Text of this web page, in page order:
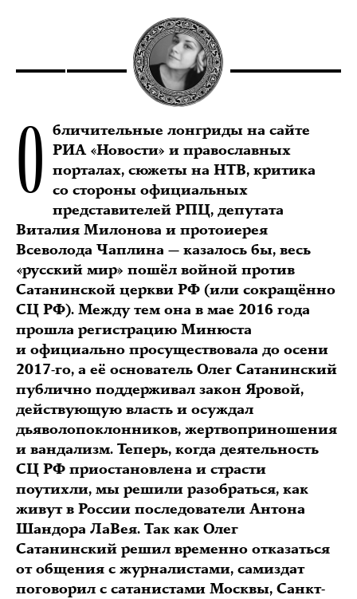
О бличительные лонгриды на сайте
РИА «Новости» и православных
порталах, сюжеты на НТВ, критика
со стороны официальных
представителей РПЦ, депутата
Виталия Милонова и протоиерея
Всеволода Чаплина — казалось бы, весь
«русский мир» пошёл войной против
Сатанинской церкви РФ (или сокращённо
СЦ РФ). Между тем она в мае 2016 года
прошла регистрацию Минюста
и официально просуществовала до осени
2017-го, а её основатель Олег Сатанинский
публично поддерживал закон Яровой,
действующую власть и осуждал
дьяволопоклонников, жертвоприношения
и вандализм. Теперь, когда деятельность
СЦ РФ приостановлена и страсти
поутихли, мы решили разобраться, как
живут в России последователи Антона
Шандора ЛаВея. Так как Олег
Сатанинский решил временно отказаться
от общения с журналистами, самиздат
поговорил с сатанистами Москвы, Санкт-